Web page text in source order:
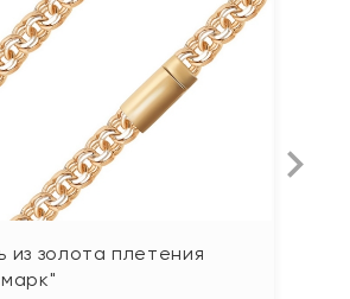
из золота плетения